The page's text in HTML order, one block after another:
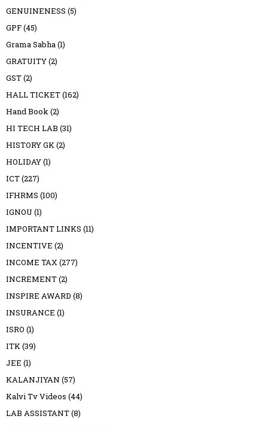
GENUINENESS (5)
GPF(45)
Grama Sabha(1)
GRATUITY(2)
GST(2)
HALL TICKET(162)
Hand Book(2)
HI TECH LAB (31)
HISTORY GK(2)
HOLIDAY(1)
ICT(227)
IFHRMS (100)
IGNOU (1)
IMPORTANT LINKS (11)
INCENTIVE (2)
INCOME TAX(277)
INCREMENT(2)
INSPIRE AWARD (8)
INSURANCE (1)
ISRO (1)
ITK(39)
JEE (1)
KALANJIYAN (57)
Kalvi Tv Videos (44)
LAB ASSISTANT(8)